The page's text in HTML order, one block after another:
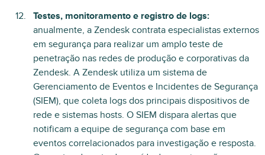
Testes, monitoramento e registro de logs:
anualmente, a Zendesk contrata especialistas externos
em segurança para realizar um amplo teste de
penetração nas redes de produção e corporativas da
Zendesk. A Zendesk utiliza um sistema de
Gerenciamento de Eventos e Incidentes de Segurança
(SIEM), que coleta logs dos principais dispositivos de
rede e sistemas hosts. O SIEM dispara alertas que
notificam a equipe de segurança com base em
eventos correlacionados para investigação e resposta.